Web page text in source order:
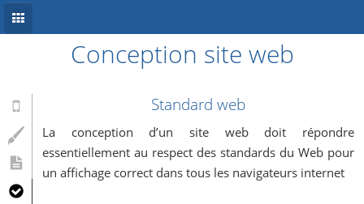
Accueil
Développement mobile
Conception site web
Standard web
La conception d’un site web doit répondre
essentiellement au respect des standards du Web pour
un affichage correct dans tous les navigateurs internet